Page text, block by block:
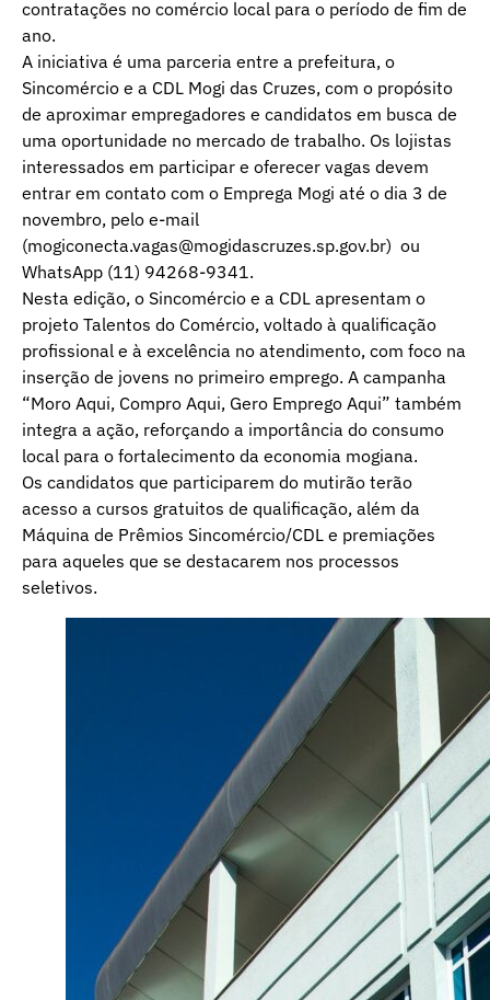
contratações no comércio local para o período de fim de
ano.
A iniciativa é uma parceria entre a prefeitura, o
Sincomércio e a CDL Mogi das Cruzes, com o propósito
de aproximar empregadores e candidatos em busca de
uma oportunidade no mercado de trabalho. Os lojistas
interessados em participar e oferecer vagas devem
entrar em contato com o Emprega Mogi até o dia 3 de
novembro, pelo e-mail
(mogiconecta.vagas@mogidascruzes.sp.gov.br) ou
WhatsApp (11) 94268-9341.
Nesta edição, o Sincomércio e a CDL apresentam o
projeto Talentos do Comércio, voltado à qualificação
profissional e à excelência no atendimento, com foco na
inserção de jovens no primeiro emprego. A campanha
“Moro Aqui, Compro Aqui, Gero Emprego Aqui” também
integra a ação, reforçando a importância do consumo
local para o fortalecimento da economia mogiana.
Os candidatos que participarem do mutirão terão
acesso a cursos gratuitos de qualificação, além da
Máquina de Prêmios Sincomércio/CDL e premiações
para aqueles que se destacarem nos processos
seletivos.